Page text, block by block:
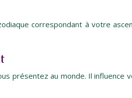
correspondant à votre
présentez au monde. Il